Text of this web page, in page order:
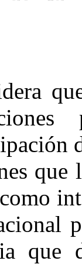
que